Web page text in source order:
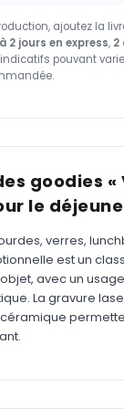
ajoutez la
à 2 jours en express, 2
indicatifs pouvant
goodies «
le
verres,
est un
avec un
La gravure